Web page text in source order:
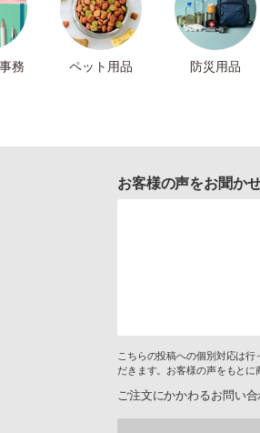
務
ペット用品 防災用品
お客様の声をお聞か
こちらの投稿への個別対応は
だきます。お客様の声をもとに
ご注文にかかわるお問い